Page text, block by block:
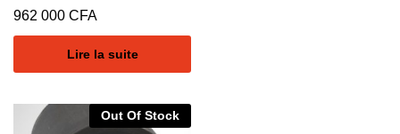
962 000 CFA
Lire la suite
Out Of Stock